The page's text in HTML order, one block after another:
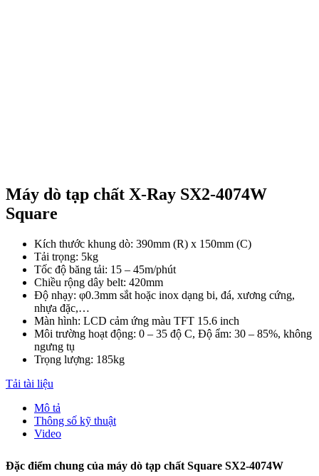
Máy dò tạp chất X-Ray SX2-4074W
Square
Kích thước khung dò: 390mm (R) x 150mm (C)
Tải trọng: 5kg
Tốc độ băng tải: 15 – 45m/phút
Chiều rộng dây belt: 420mm
Độ nhạy: φ0.3mm sắt hoặc inox dạng bi, đá, xương cứng,
nhựa đặc,…
Màn hình: LCD cảm ứng màu TFT 15.6 inch
Môi trường hoạt động: 0 – 35 độ C, Độ ẩm: 30 – 85%, không
ngưng tụ
Trọng lượng: 185kg
Tải tài liệu
Mô tả
Thông số kỹ thuật
Video
Đặc điểm chung của máy dò tạp chất Square SX2-4074W